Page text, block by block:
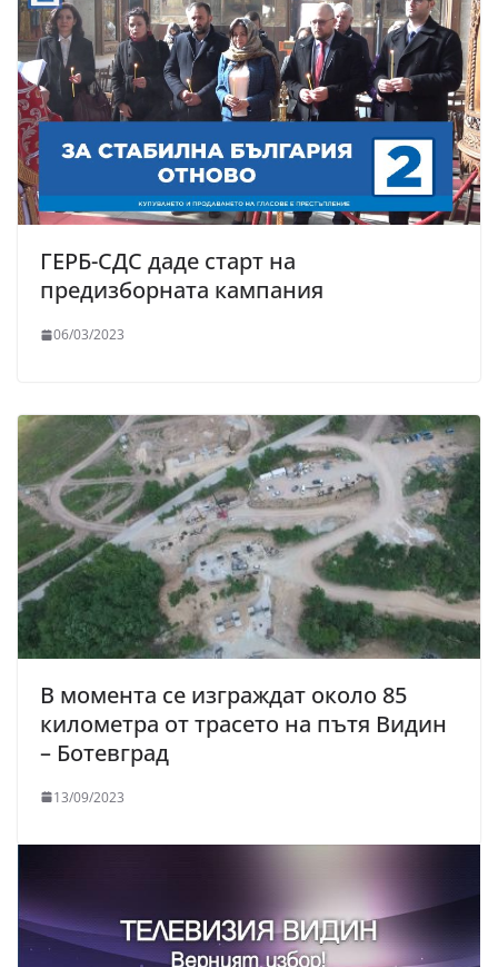
ГЕРБ-СДС даде старт на
предизборната кампания
06/03/2023
В момента се изграждат около 85
километра от трасето на пътя Видин
– Ботевград
13/09/2023